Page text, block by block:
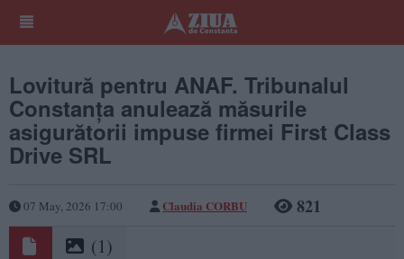
Lovitură pentru ANAF. Tribunalul
Constanța anulează măsurile
asigurătorii impuse firmei First Class
Drive SRL
07 May, 2026 17:00 Claudia CORBU 821
(1)